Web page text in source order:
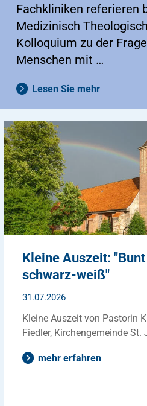
Fachkliniken referieren
Medizinisch
Kolloquium zu der
Menschen mit …
Lesen Sie mehr
Kleine Auszeit:
schwarz-weiß"
31.07.2026
Kleine Auszeit von Pastorin
Fiedler, Kirchengemeinde St.
mehr erfahren